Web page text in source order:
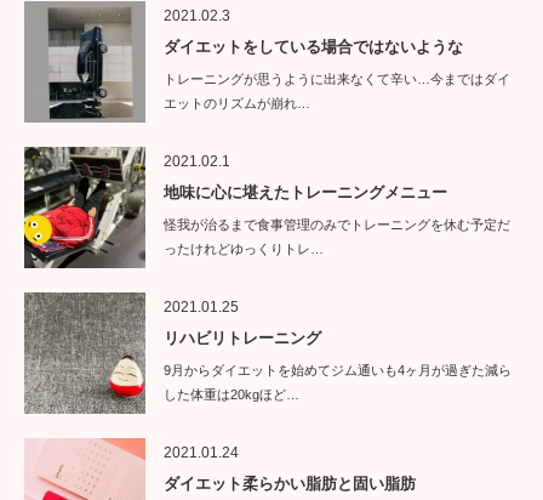
2021.02.3
ダイエットをしている場合ではないような
トレーニングが思うように出来なくて辛い…今まではダイ
エットのリズムが崩れ…
2021.02.1
地味に心に堪えたトレーニングメニュー
怪我が治るまで食事管理のみでトレーニングを休む予定だ
ったけれどゆっくりトレ…
2021.01.25
リハビリトレーニング
9月からダイエットを始めてジム通いも4ヶ月が過ぎた減ら
した体重は20kgほど…
2021.01.24
ダイエット柔らかい脂肪と固い脂肪